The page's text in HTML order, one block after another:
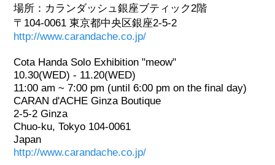
場所：カランダッシュ銀座ブティック2階
〒104-0061 東京都中央区銀座2-5-2
http://www.carandache.co.jp/
Cota Handa Solo Exhibition "meow"
10.30(WED) - 11.20(WED)
11:00 am ~ 7:00 pm (until 6:00 pm on the final day)
CARAN d'ACHE Ginza Boutique
2-5-2 Ginza
Chuo-ku, Tokyo 104-0061
Japan
http://www.carandache.co.jp/